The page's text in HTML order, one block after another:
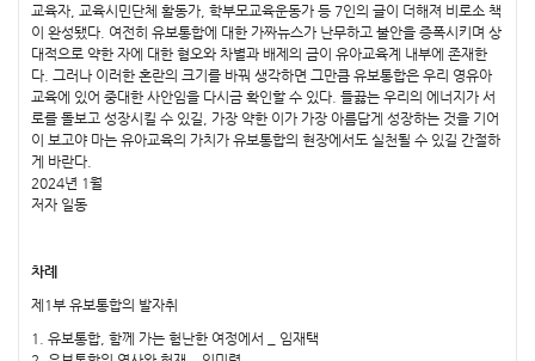
교육자, 교육시민단체 활동가, 학부모교육운동가 등 7인의 글이 더해져 비로소 책
이 완성됐다. 여전히 유보통합에 대한 가짜뉴스가 난무하고 불안을 증폭시키며 상
대적으로 약한 자에 대한 혐오와 차별과 배제의 금이 유아교육계 내부에 존재한
다. 그러나 이러한 혼란의 크기를 바꿔 생각하면 그만큼 유보통합은 우리 영유아
교육에 있어 중대한 사안임을 다시금 확인할 수 있다. 들끓는 우리의 에너지가 서
로를 돌보고 성장시킬 수 있길, 가장 약한 이가 가장 아름답게 성장하는 것을 기어
이 보고야 마는 유아교육의 가치가 유보통합의 현장에서도 실천될 수 있길 간절하
게 바란다.
2024년 1월
저자 일동
차례
제1부 유보통합의 발자취
1. 유보통합, 함께 가는 험난한 여정에서 _ 임재택